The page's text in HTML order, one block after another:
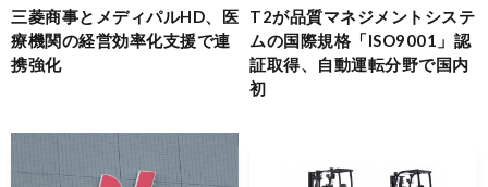
三菱商事とメディパルHD、医
療機関の経営効率化支援で連
携強化
T2が品質マネジメントシステ
ムの国際規格「ISO9001」認
証取得、自動運転分野で国内
初